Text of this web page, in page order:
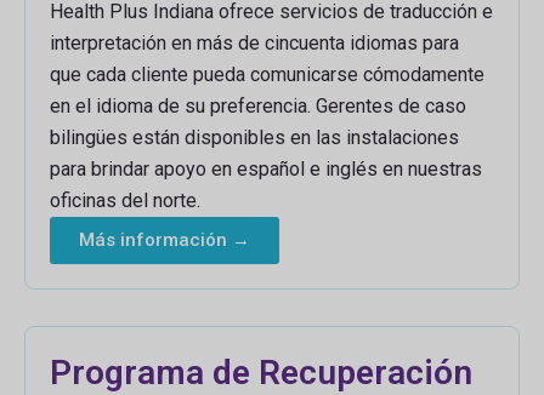
Health Plus Indiana ofrece servicios de traducción e
interpretación en más de cincuenta idiomas para
que cada cliente pueda comunicarse cómodamente
en el idioma de su preferencia. Gerentes de caso
bilingües están disponibles en las instalaciones
para brindar apoyo en español e inglés en nuestras
oficinas del norte.
Más información →
Programa de Recuperación